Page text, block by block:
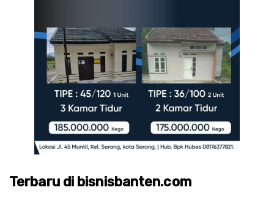
Terbaru di bisnisbanten.com